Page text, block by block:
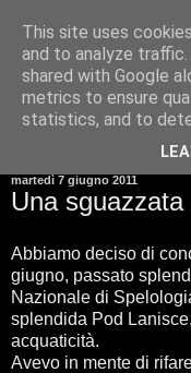
martedì 7 giugno 2011
Una
Abbiamo deciso di
giugno, passato
Nazionale di
splendida Pod
acquaticità.
Avevo in mente di
This site uses
and to analyze traffic.
shared with Google
metrics to ensure
statistics, and to